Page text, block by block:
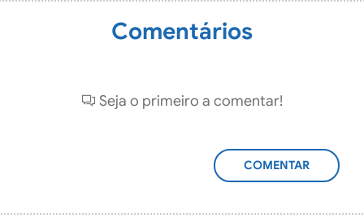
Comentários
Seja o primeiro a comentar!
ADICIONAR